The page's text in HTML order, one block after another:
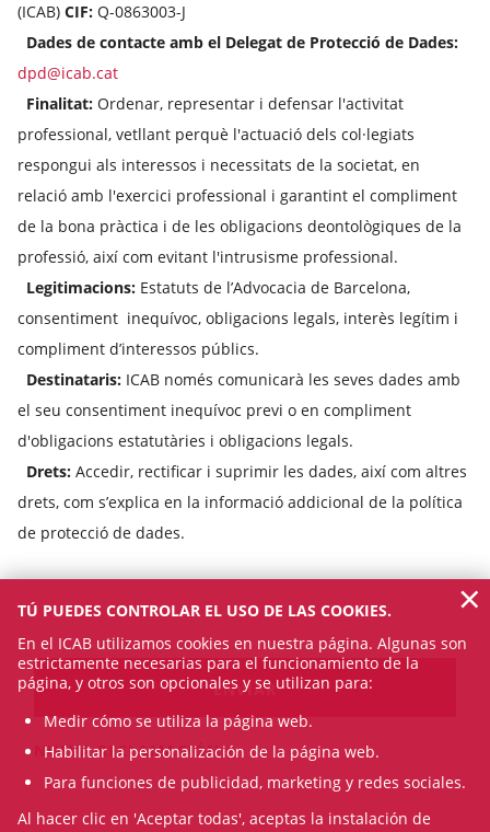
(ICAB) CIF: Q-0863003-J
Dades de contacte amb el Delegat de Protecció de Dades:
dpd@icab.cat
Finalitat: Ordenar, representar i defensar l'activitat
professional, vetllant perquè l'actuació dels col·legiats
respongui als interessos i necessitats de la societat, en
relació amb l'exercici professional i garantint el compliment
de la bona pràctica i de les obligacions deontològiques de la
professió, així com evitant l'intrusisme professional.
Legitimacions: Estatuts de l’Advocacia de Barcelona,
consentiment inequívoc, obligacions legals, interès legítim i
compliment d’interessos públics.
Destinataris: ICAB només comunicarà les seves dades amb
el seu consentiment inequívoc previ o en compliment
d'obligacions estatutàries i obligacions legals.
Drets: Accedir, rectificar i suprimir les dades, així com altres
drets, com s’explica en la informació addicional de la política
de protecció de dades.
NUEVA RECLAMACIÓN
TÚ PUEDES CONTROLAR EL USO DE LAS COOKIES.
En el ICAB utilizamos cookies en nuestra página. Algunas son
estrictamente necesarias para el funcionamiento de la
página, y otros son opcionales y se utilizan para:
Medir cómo se utiliza la página web.
Habilitar la personalización de la página web.
Para funciones de publicidad, marketing y redes sociales.
Al hacer clic en 'Aceptar todas', aceptas la instalación de
×